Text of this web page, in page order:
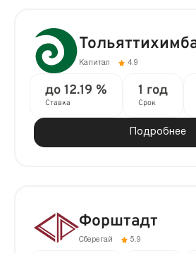
Капитал 4.9
до 12.19 %
Ставка
1 год
Срок
Подробнее
Форштадт
Сберегай 5.9